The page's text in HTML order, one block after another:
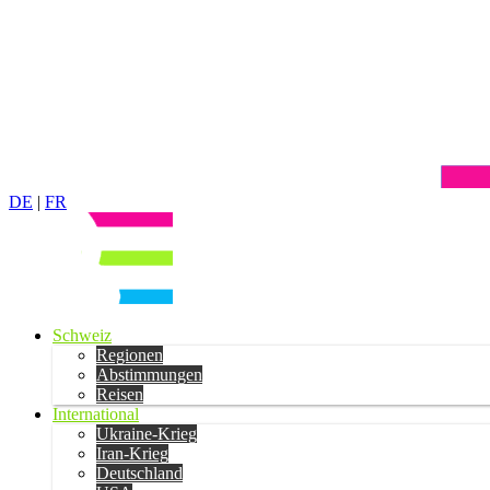
DE | FR
Schweiz
Regionen
Abstimmungen
Reisen
International
Ukraine-Krieg
Iran-Krieg
Deutschland